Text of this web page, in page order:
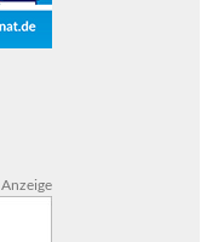
Anzeige